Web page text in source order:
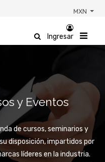
MXN
Ingresar
y Eventos
de cursos, seminarios y
disposición, impartidos por
líderes en la industria.